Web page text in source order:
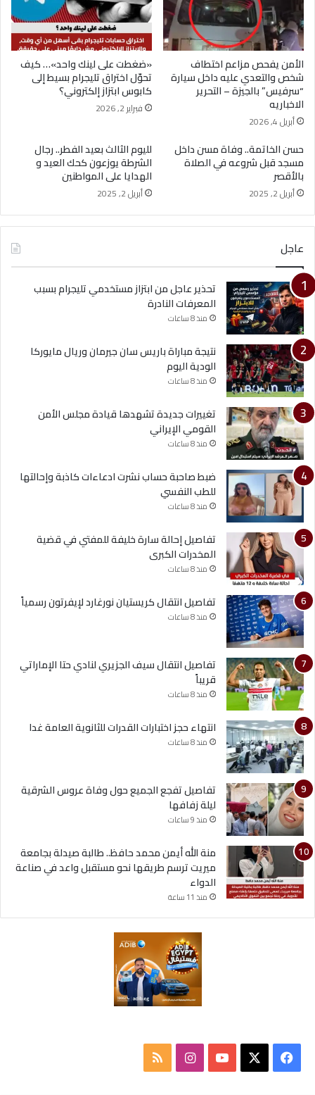
الأمن يفحص مزاعم اختطاف
شخص والتعدي عليه داخل سيارة
“سرفيس” بالجيزة – التحرير
الاخباريه
أبريل 4, 2026
«ضغطت على لينك واحد»… كيف
تحوّل اختراق تليجرام بسيط إلى
كابوس ابتزاز إلكتروني؟
فبراير 2, 2026
حسن الخاتمة.. وفاة مسن داخل
مسجد قبل شروعه في الصلاة
بالأقصر
أبريل 2, 2025
لليوم الثالث بعيد الفطر.. رجال
الشرطة يوزعون كحك العيد و
الهدايا على المواطنين
أبريل 2, 2025
عاجل
تحذير عاجل من ابتزاز مستخدمي تليجرام بسبب
المعرفات النادرة
منذ 8 ساعات
نتيجة مباراة باريس سان جيرمان وريال مايوركا
الودية اليوم
منذ 8 ساعات
تغييرات جديدة تشهدها قيادة مجلس الأمن
القومي الإيراني
منذ 8 ساعات
ضبط صاحبة حساب نشرت ادعاءات كاذبة وإحالتها
للطب النفسي
منذ 8 ساعات
تفاصيل إحالة سارة خليفة للمفتي في قضية
المخدرات الكبرى
منذ 8 ساعات
تفاصيل انتقال كريستيان نورغارد لإيفرتون رسمياً
منذ 8 ساعات
تفاصيل انتقال سيف الجزيري لنادي حتا الإماراتي
قريباً
منذ 8 ساعات
انتهاء حجز اختبارات القدرات للثانوية العامة غدا
منذ 8 ساعات
تفاصيل تفجع الجميع حول وفاة عروس الشرقية
ليلة زفافها
منذ 9 ساعات
منة الله أيمن محمد حافظ.. طالبة صيدلة بجامعة
ميريت ترسم طريقها نحو مستقبل واعد في صناعة
الدواء
منذ 11 ساعة